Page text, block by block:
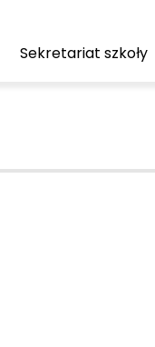
Sekretariat szkoły